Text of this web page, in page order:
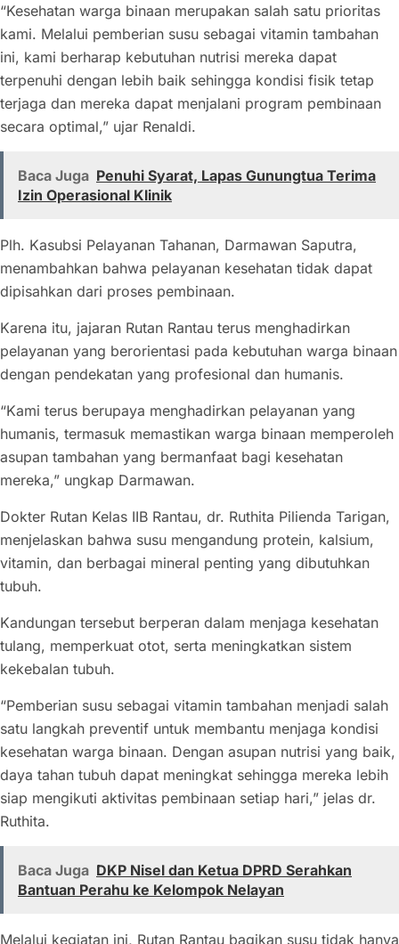
“Kesehatan warga binaan merupakan salah satu prioritas
kami. Melalui pemberian susu sebagai vitamin tambahan
ini, kami berharap kebutuhan nutrisi mereka dapat
terpenuhi dengan lebih baik sehingga kondisi fisik tetap
terjaga dan mereka dapat menjalani program pembinaan
secara optimal,” ujar Renaldi.
Baca Juga Penuhi Syarat, Lapas Gunungtua Terima
Izin Operasional Klinik
Plh. Kasubsi Pelayanan Tahanan, Darmawan Saputra,
menambahkan bahwa pelayanan kesehatan tidak dapat
dipisahkan dari proses pembinaan.
Karena itu, jajaran Rutan Rantau terus menghadirkan
pelayanan yang berorientasi pada kebutuhan warga binaan
dengan pendekatan yang profesional dan humanis.
“Kami terus berupaya menghadirkan pelayanan yang
humanis, termasuk memastikan warga binaan memperoleh
asupan tambahan yang bermanfaat bagi kesehatan
mereka,” ungkap Darmawan.
Dokter Rutan Kelas IIB Rantau, dr. Ruthita Pilienda Tarigan,
menjelaskan bahwa susu mengandung protein, kalsium,
vitamin, dan berbagai mineral penting yang dibutuhkan
tubuh.
Kandungan tersebut berperan dalam menjaga kesehatan
tulang, memperkuat otot, serta meningkatkan sistem
kekebalan tubuh.
“Pemberian susu sebagai vitamin tambahan menjadi salah
satu langkah preventif untuk membantu menjaga kondisi
kesehatan warga binaan. Dengan asupan nutrisi yang baik,
daya tahan tubuh dapat meningkat sehingga mereka lebih
siap mengikuti aktivitas pembinaan setiap hari,” jelas dr.
Ruthita.
Baca Juga DKP Nisel dan Ketua DPRD Serahkan
Bantuan Perahu ke Kelompok Nelayan
Melalui kegiatan ini, Rutan Rantau bagikan susu tidak hanya